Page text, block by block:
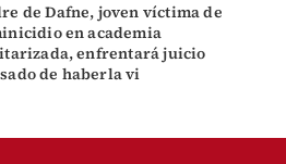
de Dafne, joven víctima de
en academia
enfrentará juicio
de haberla vi